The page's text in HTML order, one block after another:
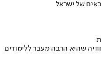
של ישראל
שהיא הרבה מעבר ללימודים